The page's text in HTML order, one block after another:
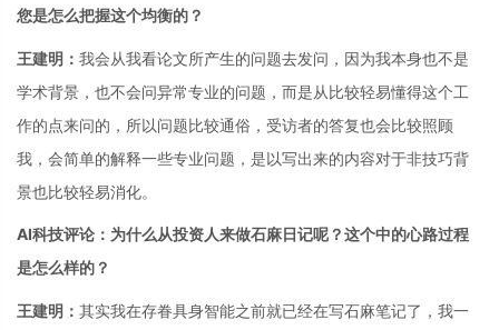
您是怎么把握这个均衡的？
王建明： 我会从我看论文所产生的问题去发问，因为我本身也不是
学术背景，也不会问异常专业的问题，而是从比较轻易懂得这个工
作的点来问的，所以问题比较通俗，受访者的答复也会比较照顾
我，会简单的解释一些专业问题，是以写出来的内容对于非技巧背
景也比较轻易消化。
AI科技评论：为什么从投资人来做石麻日记呢？这个中的心路过程
是怎么样的？
王建明： 其实我在存眷具身智能之前就已经在写石麻笔记了，我一